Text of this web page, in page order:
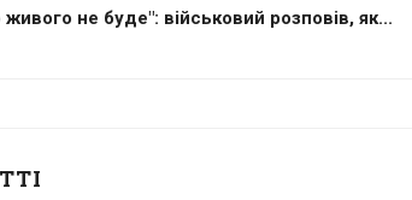
живого не буде": військовий розповів, як...